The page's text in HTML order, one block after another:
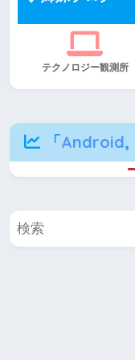
テクノロジー観測所
「Android,